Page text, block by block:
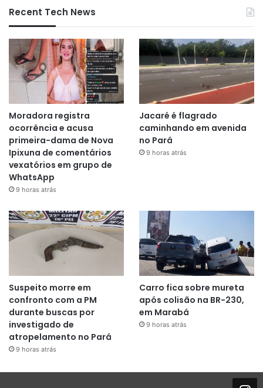
Recent Tech News
Moradora registra
ocorrência e acusa
primeira-dama de Nova
Ipixuna de comentários
vexatórios em grupo de
WhatsApp
9 horas atrás
Jacaré é flagrado
caminhando em avenida
no Pará
9 horas atrás
Suspeito morre em
confronto com a PM
durante buscas por
investigado de
atropelamento no Pará
9 horas atrás
Carro fica sobre mureta
após colisão na BR-230,
em Marabá
9 horas atrás